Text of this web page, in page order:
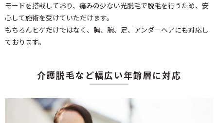
モードを搭載しており、痛みの少ない光脱毛で脱毛を行うため、安
心して施術を受けていただけます。
もちろんヒゲだけではなく、胸、腕、足、アンダーヘアにも対応し
ております。
介護脱毛など幅広い年齢層に対応